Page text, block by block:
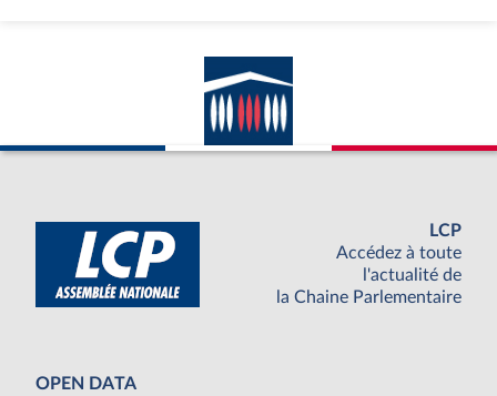
LCP
Accédez à toute
l'actualité de
la Chaine Parlementaire
OPEN DATA